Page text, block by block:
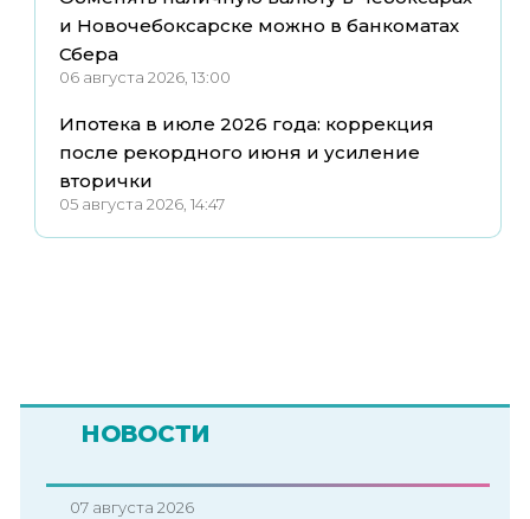
и Новочебоксарске можно в банкоматах
Сбера
06 августа 2026, 13:00
Ипотека в июле 2026 года: коррекция
после рекордного июня и усиление
вторички
05 августа 2026, 14:47
НОВОСТИ
07 августа 2026